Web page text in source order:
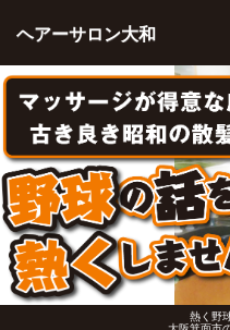
熱く野
ヘアーサロン大和